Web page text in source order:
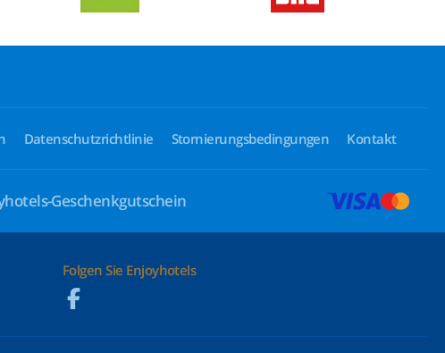
Datenschutzrichtlinie Stornierungsbedingungen Kontakt
Geschenkgutschein
Folgen Sie Enjoyhotels